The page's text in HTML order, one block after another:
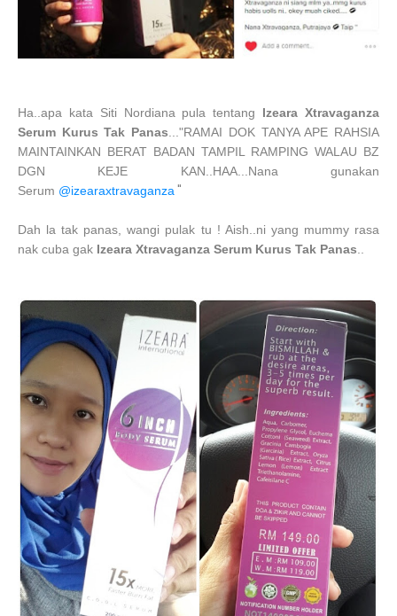
Ha..apa kata Siti Nordiana pula tentang Izeara Xtravaganza
Serum Kurus Tak Panas ..."RAMAI DOK TANYA APE RAHSIA
MAINTAINKAN BERAT BADAN TAMPIL RAMPING WALAU BZ
DGN KEJE KAN..HAA...Nana gunakan
Serum @izearaxtravaganza "
Dah la tak panas, wangi pulak tu ! Aish..ni yang mummy rasa
nak cuba gak Izeara Xtravaganza Serum Kurus Tak Panas